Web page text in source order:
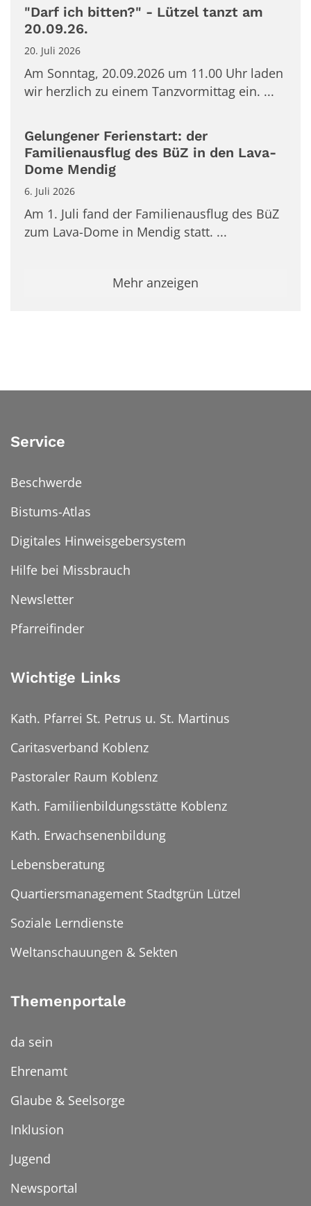
"Darf ich bitten?" - Lützel tanzt am
20.09.26.
20. Juli 2026
Am Sonntag, 20.09.2026 um 11.00 Uhr laden
wir herzlich zu einem Tanzvormittag ein. ...
Gelungener Ferienstart: der
Familienausflug des BüZ in den Lava-
Dome Mendig
6. Juli 2026
Am 1. Juli fand der Familienausflug des BüZ
zum Lava-Dome in Mendig statt. ...
Mehr anzeigen
Service
Beschwerde
Bistums-Atlas
Digitales Hinweisgebersystem
Hilfe bei Missbrauch
Newsletter
Pfarreifinder
Wichtige Links
Kath. Pfarrei St. Petrus u. St. Martinus
Caritasverband Koblenz
Pastoraler Raum Koblenz
Kath. Familienbildungsstätte Koblenz
Kath. Erwachsenenbildung
Lebensberatung
Quartiersmanagement Stadtgrün Lützel
Soziale Lerndienste
Weltanschauungen & Sekten
Themenportale
da sein
Ehrenamt
Glaube & Seelsorge
Inklusion
Jugend
Newsportal